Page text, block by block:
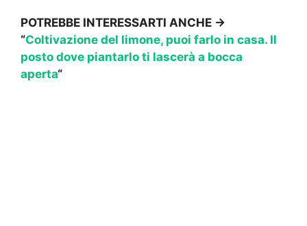
POTREBBE INTERESSARTI ANCHE ->
“Coltivazione del limone, puoi farlo in casa. Il
posto dove piantarlo ti lascerà a bocca
aperta“